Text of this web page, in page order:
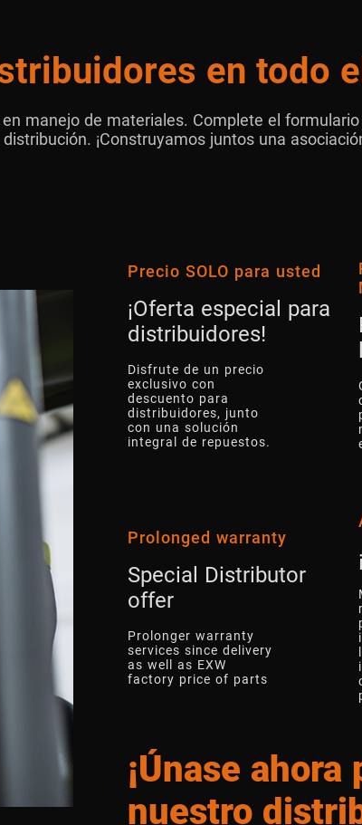
en todo
manejo de materiales. Complete el
¡Construyamos juntos una
Precio SOLO para usted
¡Oferta especial para
distribuidores!
Disfrute de un precio
exclusivo con
descuento para
distribuidores, junto
con una solución
integral de repuestos.
Prolonged warranty
Special Distributor
offer
Prolonger warranty
services since delivery
as well as EXW
factory price of parts
¡Únase ahora
nuestro